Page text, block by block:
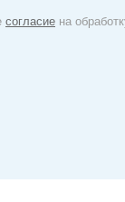
согласие на